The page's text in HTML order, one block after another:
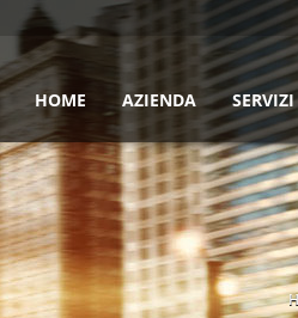
HOME AZIENDA SERVIZI